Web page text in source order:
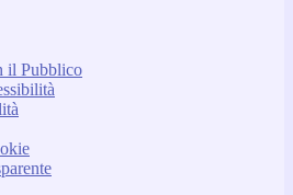
il Pubblico